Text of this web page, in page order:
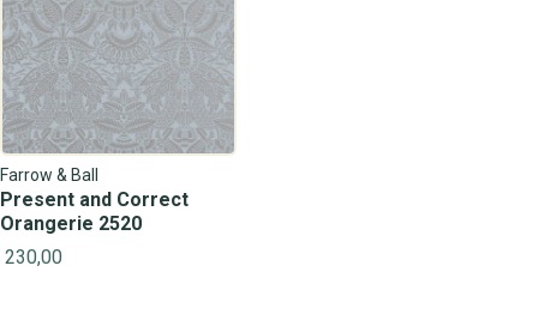
Farrow & Ball
Present and Correct
Orangerie 2520
230,00